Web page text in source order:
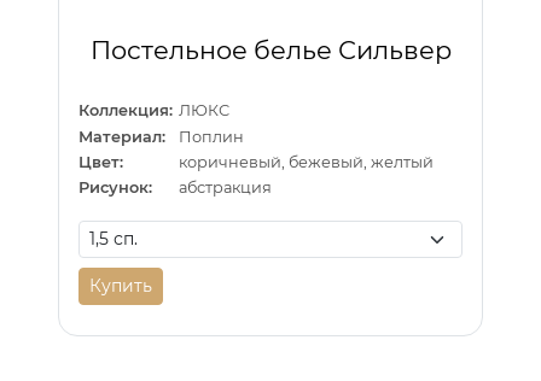
Постельное белье Сильвер
Коллекция: ЛЮКС
Материал:
Поплин
Цвет:
коричневый, бежевый, желтый
Рисунок:
абстракция
Купить